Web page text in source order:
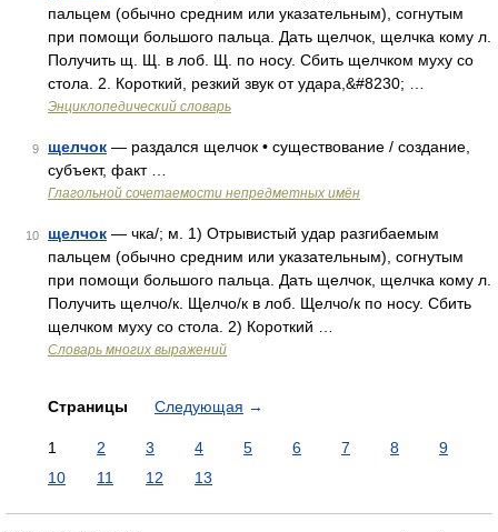
пальцем (обычно средним или указательным), согнутым
при помощи большого пальца. Дать щелчок, щелчка кому л.
Получить щ. Щ. в лоб. Щ. по носу. Сбить щелчком муху со
стола. 2. Короткий, резкий звук от удара,&#8230; …
Энциклопедический словарь
9 щелчок — раздался щелчок • существование / создание,
субъект, факт …
Глагольной сочетаемости непредметных имён
10 щелчок — чка/; м. 1) Отрывистый удар разгибаемым
пальцем (обычно средним или указательным), согнутым
при помощи большого пальца. Дать щелчок, щелчка кому л.
Получить щелчо/к. Щелчо/к в лоб. Щелчо/к по носу. Сбить
щелчком муху со стола. 2) Короткий …
Словарь многих выражений
Страницы Следующая →
1 2 3 4 5 6 7 8
9
10
11 12 13